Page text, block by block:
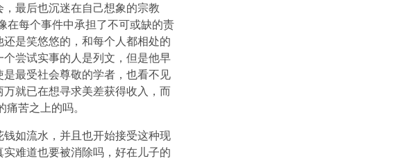
最后也沉迷在自己想象的宗教
在每个事件中承担了不可或缺的责
是笑悠悠的，和每个人都相处的
尝试实事的人是列文，但是他早
最受社会尊敬的学者，也看不见
就已在想寻求美差获得收入，而
苦之上的吗。
如流水，并且也开始接受这种现
难道也要被消除吗，好在儿子的